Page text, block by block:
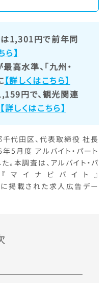
1,301円で前年同
ら】
高水準、「九州・
【詳しくはこちら】
円で、観光関連
【詳しくはこちら】
千代田区、代表取締役 社長
5月度 アルバイト・パート
。本調査は、アルバイト・パ
マイナビバイト』
に掲載された求人広告デー